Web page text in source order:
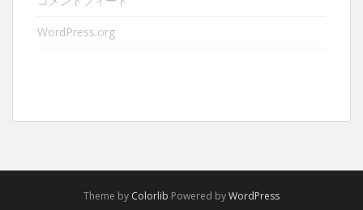
WordPress.org
Theme by Colorlib Powered byWordPress